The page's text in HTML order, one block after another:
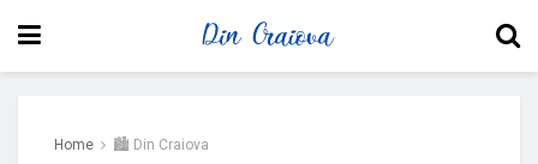
Home 🏙 Din Craiova